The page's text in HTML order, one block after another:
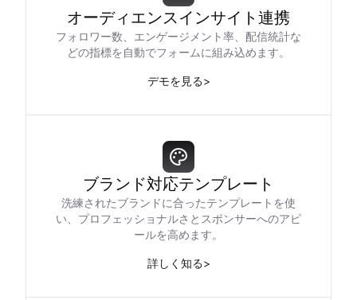
オーディエンスインサイト連携
フォロワー数、エンゲージメント率、配信統計な
どの指標を自動でフォームに組み込めます。
デモを見る>
ブランド対応テンプレート
洗練されたブランドに合ったテンプレートを使
い、プロフェッショナルさとスポンサーへのアピ
ールを高めます。
詳しく知る>